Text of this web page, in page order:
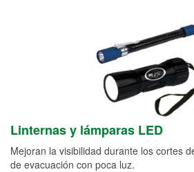
Linternas y lámparas LED
Mejoran la visibilidad durante los cortes
de evacuación con poca luz.